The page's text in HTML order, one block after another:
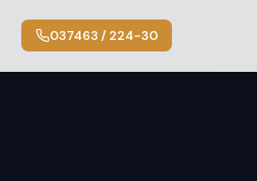
037463 / 224-30